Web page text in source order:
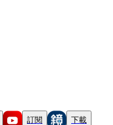
訂閱 下載